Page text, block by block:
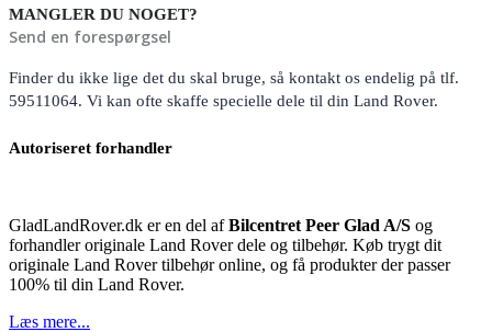
MANGLER DU NOGET?
Send en forespørgsel
Finder du ikke lige det du skal bruge, så kontakt os endelig på tlf.
59511064. Vi kan ofte skaffe specielle dele til din Land Rover.
Autoriseret forhandler
GladLandRover.dk er en del afBilcentret Peer Glad A/S og
forhandler originale Land Rover dele og tilbehør. Køb trygt dit
originale Land Rover tilbehør online, og få produkter der passer
100% til din Land Rover.
Læs mere...